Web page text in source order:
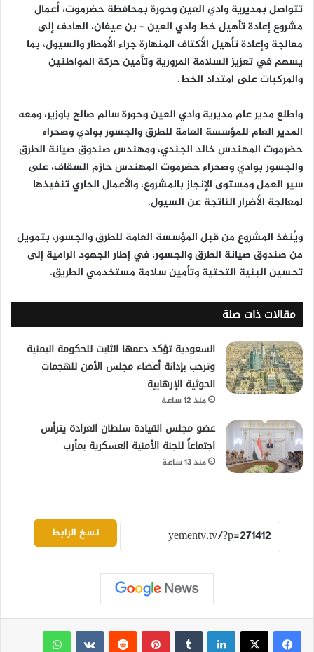
تتواصل بمديرية وادي العين وحورة بمحافظة حضرموت، أعمال
مشروع إعادة تأهيل خط وادي العين – بن عيفان، الهادف إلى
معالجة وإعادة تأهيل الأكتاف المنهارة جراء الأمطار والسيول، بما
يسهم في تعزيز السلامة المرورية وتأمين حركة المواطنين
والمركبات على امتداد الخط.
واطلع مدير عام مديرية وادي العين وحورة سالم صالح باوزير، ومعه
المدير العام للمؤسسة العامة للطرق والجسور بوادي وصحراء
حضرموت المهندس خالد الجندي، ومهندس صندوق صيانة الطرق
والجسور بوادي وصحراء حضرموت المهندس حازم السقاف، على
سير العمل ومستوى الإنجاز بالمشروع، والأعمال الجاري تنفيذها
لمعالجة الأضرار الناتجة عن السيول.
ويُنفذ المشروع من قبل المؤسسة العامة للطرق والجسور، بتمويل
من صندوق صيانة الطرق والجسور، في إطار الجهود الرامية إلى
تحسين البنية التحتية وتأمين سلامة مستخدمي الطريق.
مقالات ذات صلة
السعودية تؤكد دعمها الثابت للحكومة اليمنية
وترحب بإدانة أعضاء مجلس الأمن للهجمات
الحوثية الإرهابية
منذ 12 ساعة
عضو مجلس القيادة سلطان العرادة يترأس
اجتماعاً للجنة الأمنية العسكرية بمأرب
منذ 13 ساعة
نسخ الرابط
لينكدإن بينتيريست
واتساب